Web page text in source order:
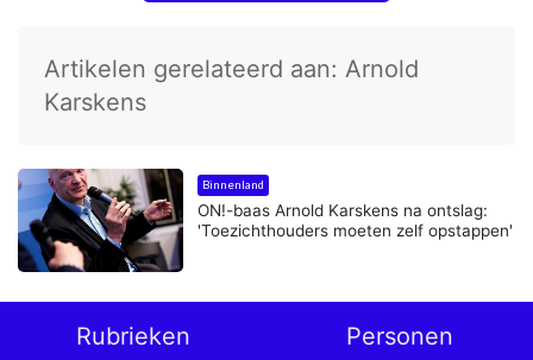
Artikelen gerelateerd aan: Arnold
Karskens
Binnenland
ON!-baas Arnold Karskens na ontslag:
'Toezichthouders moeten zelf opstappen'
Rubrieken Personen